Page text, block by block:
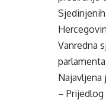
Vanredna
Najavljena
–